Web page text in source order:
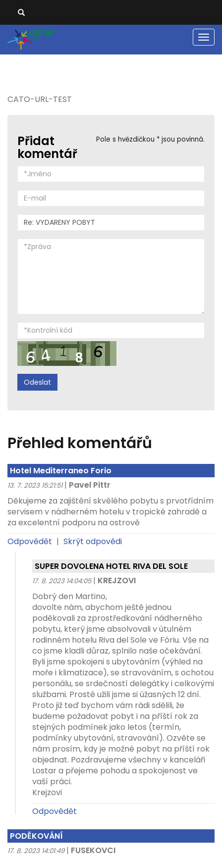
CATO-URL-TEST
Pole s hvězdičkou * jsou povinná.
Přidat
komentář
Přehled komentářů
Hotel Mediterraneo Forio
13. 7. 2023 15:21:51 | Pavel Pittr
Děkujeme za zajištění skvělého pobytu s prvotřídním
servisem v nádherném hotelu v tropické zahradě a
za excelentní podporu na ostrově
Odpovědět | Skrýt odpovědi
SUPER DOVOLENA HOTEL RIVA DEL SOLE
17. 8. 2023 14:04:05 | KREJZOVI
Dobrý den Martino,
dovolte nám, abychom ještě jednou
poděkovali za zprostředkování nádherného
pobytu, který jsme absolvovali v útulném
rodinném hotelu Riva del Sole ve Fóriu. Vše na
co jsme kladli důraz, splnilo naše očekávání.
Byli jsme spokojeni s ubytováním (výhled na
moře i klimatizace), se stravováním, s ochotou
personálu, se srdečností delegátky i celkovými
službami. Prostě užili jsme si úžasných 12 dní.
Proto již teď bychom vám rádi sdělili, že
budeme požadovat pobyt i na příští rok za
stejných podmínek jako letos (termín,
podmínky ubytování, stravování). Ozvěte se
nám prosím, kdy je možné pobyt na příští rok
objednat. Pozdravujeme všechny v kanceláři
Lostar a přejeme pohodu a spokojenost ve
vaší práci.
Krejzovi
Odpovědět
PODĚKOVÁNÍ
17. 8. 2023 14:01:49 | FUSEKOVCI